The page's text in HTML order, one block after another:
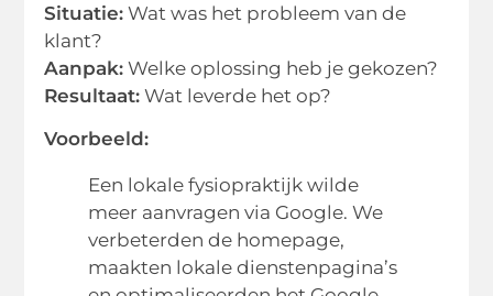
Situatie: Wat was het probleem van de
klant?
Aanpak: Welke oplossing heb je gekozen?
Resultaat: Wat leverde het op?
Voorbeeld:
Een lokale fysiopraktijk wilde
meer aanvragen via Google. We
verbeterden de homepage,
maakten lokale dienstenpagina’s